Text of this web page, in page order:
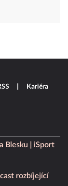
Blesku
iSport
rozbíjející
Kariéra